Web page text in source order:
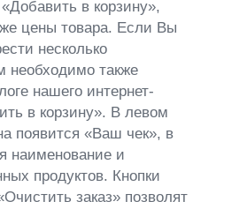
в корзину»,
цены товара. Если Вы
несколько
необходимо также
нашего интернет-
в корзину». В левом
появится «Ваш чек», в
наименование и
продуктов. Кнопки
заказ» позволят